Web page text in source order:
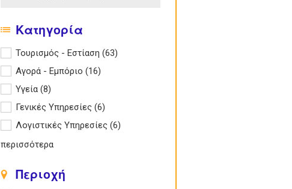
Κατηγορία
Apply Τουρισμός - Εστίαση filter
Τουρισμός - Εστίαση (63)
Apply Αγορά - Εμπόριο filter
Αγορά - Εμπόριο (16)
Apply Υγεία filter
Υγεία (8)
Apply Γενικές Υπηρεσίες filter
Γενικές Υπηρεσίες (6)
filter
Apply Λογιστικές Υπηρεσίες filter
Λογιστικές Υπηρεσίες (6)
περισσότερα
Περιοχή